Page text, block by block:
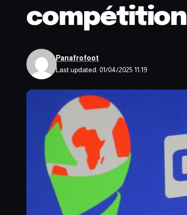
compétition
Last updated: 01/04/2025 11:19
Panafrofoot